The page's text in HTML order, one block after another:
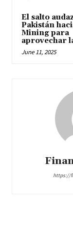
El salto
Pakistán
Mining para
aprovechar
June 11, 2025
https://